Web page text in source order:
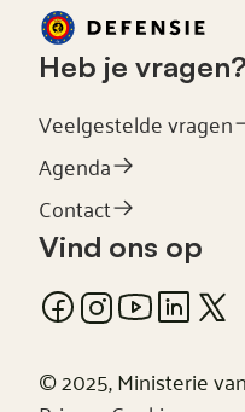
Heb je vragen?
Veelgestelde vragen
Agenda
Contact
Vind ons op
© 2025, Ministerie